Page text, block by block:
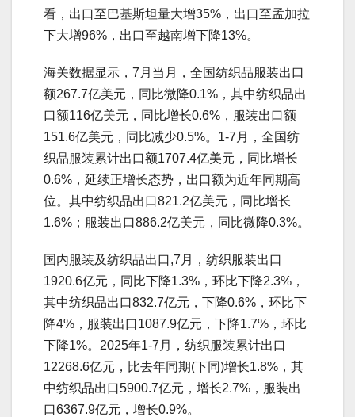
看，出口至巴基斯坦量大增35%，出口至孟加拉
下大增96%，出口至越南增下降13%。
海关数据显示，7月当月，全国纺织品服装出口
额267.7亿美元，同比微降0.1%，其中纺织品出
口额116亿美元，同比增长0.6%，服装出口额
151.6亿美元，同比减少0.5%。1-7月，全国纺
织品服装累计出口额1707.4亿美元，同比增长
0.6%，延续正增长态势，出口额为近年同期高
位。其中纺织品出口821.2亿美元，同比增长
1.6%；服装出口886.2亿美元，同比微降0.3%。
国内服装及纺织品出口,7月，纺织服装出口
1920.6亿元，同比下降1.3%，环比下降2.3%，
其中纺织品出口832.7亿元，下降0.6%，环比下
降4%，服装出口1087.9亿元，下降1.7%，环比
下降1%。2025年1-7月，纺织服装累计出口
12268.6亿元，比去年同期(下同)增长1.8%，其
中纺织品出口5900.7亿元，增长2.7%，服装出
口6367.9亿元，增长0.9%。